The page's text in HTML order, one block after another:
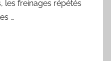
les freinages répétés
…